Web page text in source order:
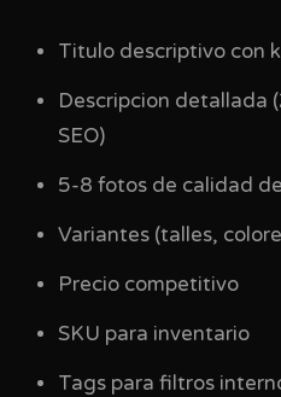
Titulo descriptivo con
Descripcion detallada
SEO)
5-8 fotos de calidad
Variantes (talles,
Precio competitivo
SKU para inventario
Tags para filtros